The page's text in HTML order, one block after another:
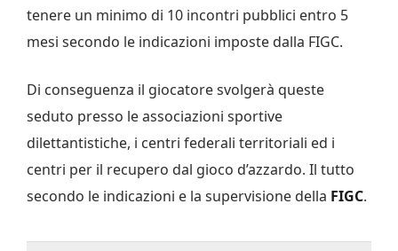
tenere un minimo di 10 incontri pubblici entro 5
mesi secondo le indicazioni imposte dalla FIGC.
Di conseguenza il giocatore svolgerà queste
seduto presso le associazioni sportive
dilettantistiche, i centri federali territoriali ed i
centri per il recupero dal gioco d’azzardo. Il tutto
secondo le indicazioni e la supervisione della FIGC.